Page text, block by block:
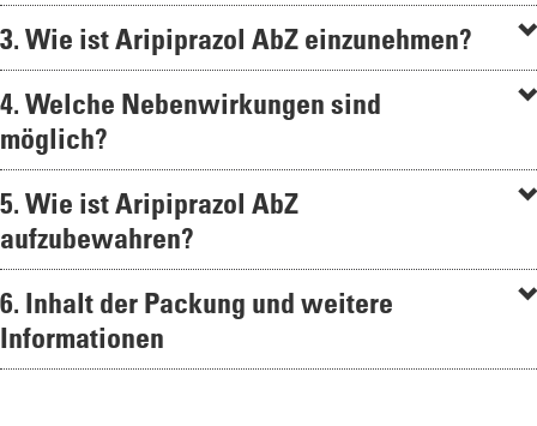
3. Wie ist Aripiprazol AbZ einzunehmen?
4. Welche Nebenwirkungen sind
möglich?
5. Wie ist Aripiprazol AbZ
aufzubewahren?
6. Inhalt der Packung und weitere
Informationen